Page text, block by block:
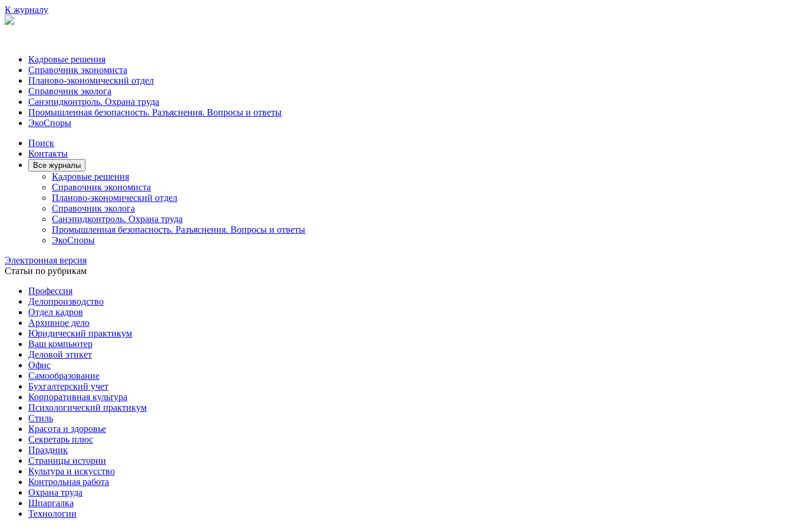
К журналу
Кадровые решения
Справочник экономиста
Планово-экономический отдел
Справочник эколога
Санэпидконтроль. Охрана труда
Промышленная безопасность. Разъяснения. Вопросы и ответы
ЭкоСпоры
Поиск
Контакты
Все журналы
Кадровые решения
Справочник экономиста
Планово-экономический отдел
Справочник эколога
Санэпидконтроль. Охрана труда
Промышленная безопасность. Разъяснения. Вопросы и ответы
ЭкоСпоры
Электронная версия
Статьи по рубрикам
Профессия
Делопроизводство
Отдел кадров
Архивное дело
Юридический практикум
Ваш компьютер
Деловой этикет
Офис
Самообразование
Бухгалтерский учет
Корпоративная культура
Психологический практикум
Стиль
Красота и здоровье
Секретарь плюс
Праздник
Страницы истории
Культура и искусство
Контрольная работа
Охрана труда
Шпаргалка
Технологии